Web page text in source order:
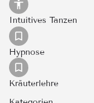
Intuitives Tanzen
Hypnose
Kräuterlehre